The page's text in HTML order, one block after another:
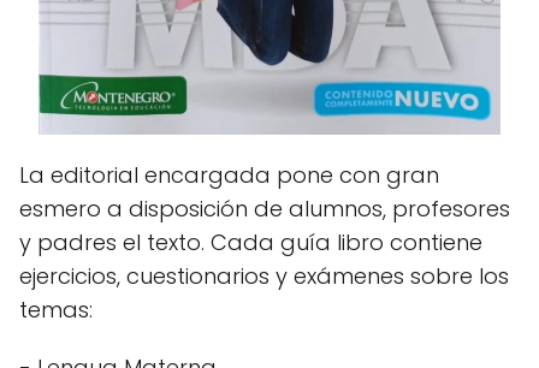
La editorial encargada pone con gran
esmero a disposición de alumnos, profesores
y padres el texto. Cada guía libro contiene
ejercicios, cuestionarios y exámenes sobre los
temas: